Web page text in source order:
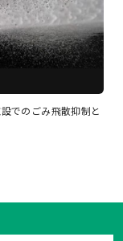
でのごみ飛散抑制と